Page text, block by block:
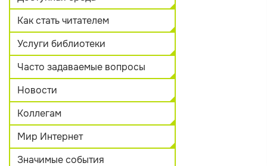
Как стать читателем
Услуги библиотеки
Часто задаваемые вопросы
Новости
Коллегам
Мир Интернет
Значимые события